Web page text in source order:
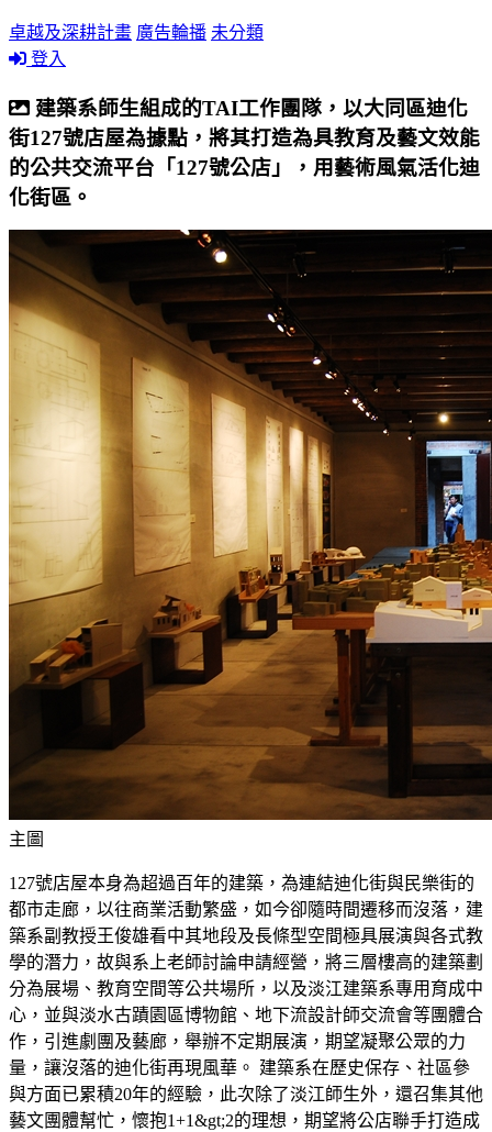
卓越及深耕計畫 廣告輪播 未分類
登入
建築系師生組成的TAI工作團隊，以大同區迪化
街127號店屋為據點，將其打造為具教育及藝文效能
的公共交流平台「127號公店」，用藝術風氣活化迪
化街區。
主圖
127號店屋本身為超過百年的建築，為連結迪化街與民樂街的
都市走廊，以往商業活動繁盛，如今卻隨時間遷移而沒落，建
築系副教授王俊雄看中其地段及長條型空間極具展演與各式教
學的潛力，故與系上老師討論申請經營，將三層樓高的建築劃
分為展場、教育空間等公共場所，以及淡江建築系專用育成中
心，並與淡水古蹟園區博物館、地下流設計師交流會等團體合
作，引進劇團及藝廊，舉辦不定期展演，期望凝聚公眾的力
量，讓沒落的迪化街再現風華。 建築系在歷史保存、社區參
與方面已累積20年的經驗，此次除了淡江師生外，還召集其他
藝文團體幫忙，懷抱1+1&gt;2的理想，期望將公店聯手打造成